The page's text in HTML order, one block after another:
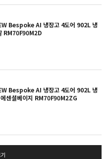
Bespoke AI 냉장고 4도어 902L 냉
RM70F90M2D
Bespoke AI 냉장고 4도어 902L 냉
센셜베이지 RM70F90M2ZG